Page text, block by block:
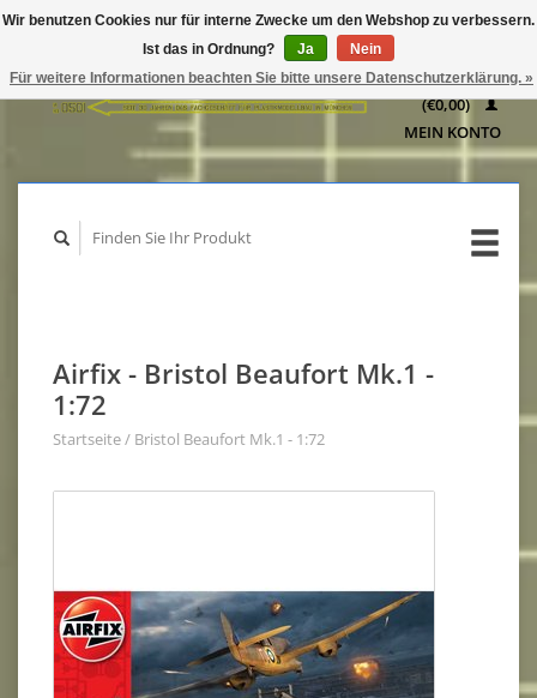
WARENKORB
(€0,00)
MEIN KONTO
Airfix - Bristol Beaufort Mk.1 -
1:72
Startseite/ Bristol Beaufort Mk.1 - 1:72
Wir benutzen Cookies nur für interne Zwecke um den Webshop zu verbessern.
Ist das in Ordnung?
Ja
Nein
Für weitere Informationen beachten Sie bitte unsere Datenschutzerklärung. »